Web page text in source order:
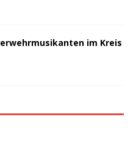
im Kreis